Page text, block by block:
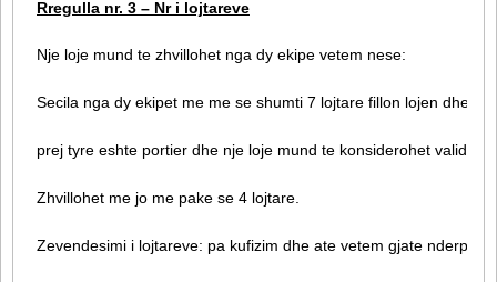
Rregulla nr. 3 – Nr i lojtareve
Nje loje mund te zhvillohet nga dy ekipe vetem nese:
Secila nga dy ekipet me me se shumti 7 lojtare fillon lojen dhe
prej tyre eshte portier dhe nje loje mund te konsiderohet valide/
Zhvillohet me jo me pake se 4 lojtare.
Zevendesimi i lojtareve: pa kufizim dhe ate vetem gjate